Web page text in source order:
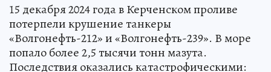
15 декабря 2024 года в Керченском проливе
потерпели крушение танкеры
«Волгонефть-212» и «Волгонефть-239». В море
попало более 2,5 тысячи тонн мазута.
Последствия оказались катастрофическими: